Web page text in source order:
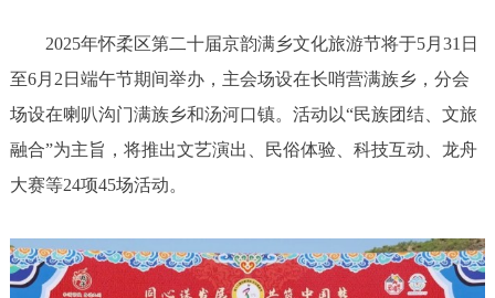
2025年怀柔区第二十届京韵满乡文化旅游节将于5月31日
至6月2日端午节期间举办，主会场设在长哨营满族乡，分会
场设在喇叭沟门满族乡和汤河口镇。活动以“民族团结、文旅
融合”为主旨，将推出文艺演出、民俗体验、科技互动、龙舟
大赛等24项45场活动。